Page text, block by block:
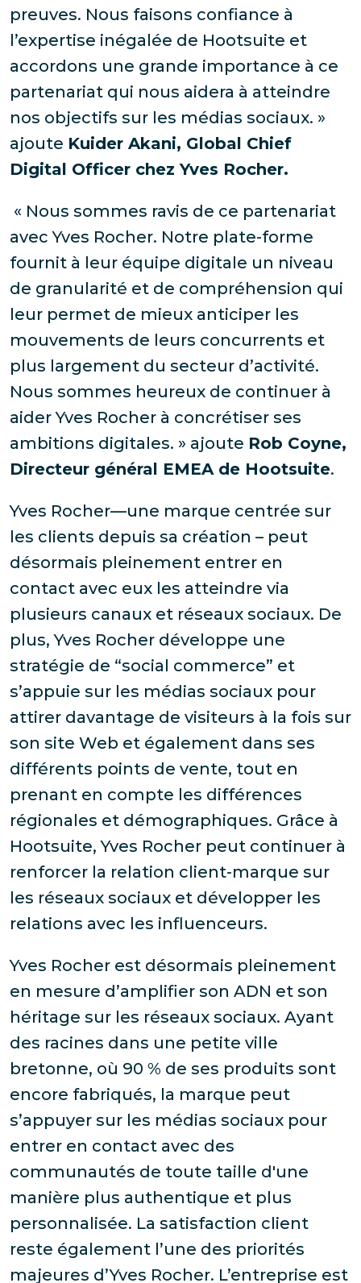
preuves. Nous faisons confiance à
l’expertise inégalée de Hootsuite et
accordons une grande importance à ce
partenariat qui nous aidera à atteindre
nos objectifs sur les médias sociaux. »
ajoute Kuider Akani, Global Chief
Digital Officer chez Yves Rocher.
« Nous sommes ravis de ce partenariat
avec Yves Rocher. Notre plate-forme
fournit à leur équipe digitale un niveau
de granularité et de compréhension qui
leur permet de mieux anticiper les
mouvements de leurs concurrents et
plus largement du secteur d’activité.
Nous sommes heureux de continuer à
aider Yves Rocher à concrétiser ses
ambitions digitales. » ajoute Rob Coyne,
Directeur général EMEA de Hootsuite.
Yves Rocher—une marque centrée sur
les clients depuis sa création – peut
désormais pleinement entrer en
contact avec eux les atteindre via
plusieurs canaux et réseaux sociaux. De
plus, Yves Rocher développe une
stratégie de “social commerce” et
s’appuie sur les médias sociaux pour
attirer davantage de visiteurs à la fois sur
son site Web et également dans ses
différents points de vente, tout en
prenant en compte les différences
régionales et démographiques. Grâce à
Hootsuite, Yves Rocher peut continuer à
renforcer la relation client-marque sur
les réseaux sociaux et développer les
relations avec les influenceurs.
Yves Rocher est désormais pleinement
en mesure d’amplifier son ADN et son
héritage sur les réseaux sociaux. Ayant
des racines dans une petite ville
bretonne, où 90 % de ses produits sont
encore fabriqués, la marque peut
s’appuyer sur les médias sociaux pour
entrer en contact avec des
communautés de toute taille d'une
manière plus authentique et plus
personnalisée. La satisfaction client
reste également l’une des priorités
majeures d’Yves Rocher. L’entreprise est